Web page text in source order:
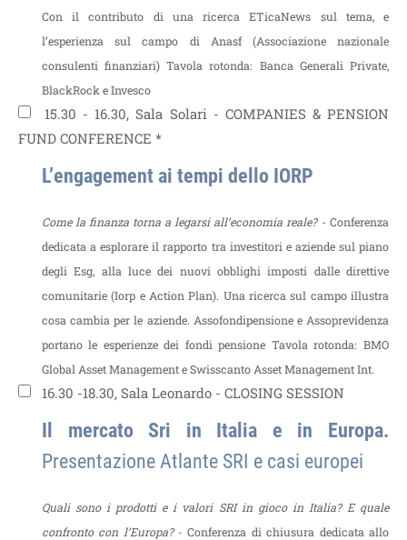
Con il contributo di una ricerca ETicaNews sul tema, e
l’esperienza sul campo di Anasf (Associazione nazionale
consulenti finanziari) Tavola rotonda: Banca Generali Private,
BlackRock e Invesco
15.30 - 16.30, Sala Solari - COMPANIES & PENSION
FUND CONFERENCE *
L’engagement ai tempi dello IORP
Come la finanza torna a legarsi all’economia reale?- Conferenza
dedicata a esplorare il rapporto tra investitori e aziende sul piano
degli Esg, alla luce dei nuovi obblighi imposti dalle direttive
comunitarie (Iorp e Action Plan). Una ricerca sul campo illustra
cosa cambia per le aziende. Assofondipensione e Assoprevidenza
portano le esperienze dei fondi pensione Tavola rotonda: BMO
Global Asset Management e Swisscanto Asset Management Int.
16.30 -18.30, Sala Leonardo - CLOSING SESSION
Il mercato Sri in Italia e in Europa.
Presentazione Atlante SRI e casi europei
Quali sono i prodotti e i valori SRI in gioco in Italia? E quale
confronto con l’Europa? - Conferenza di chiusura dedicata allo